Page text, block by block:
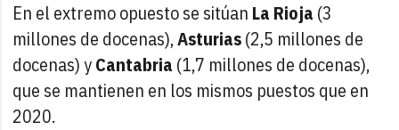
En el extremo opuesto se sitúan La Rioja (3
millones de docenas),Asturias(2,5 millones de
docenas) yCantabria (1,7 millones de docenas),
que se mantienen en los mismos puestos que en
2020.